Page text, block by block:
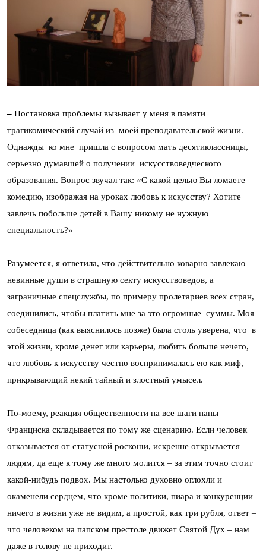
– Постановка проблемы вызывает у меня в памяти
трагикомический случай из моей преподавательской жизни.
Однажды ко мне пришла с вопросом мать десятиклассницы,
серьезно думавшей о получении искусствоведческого
образования. Вопрос звучал так: «С какой целью Вы ломаете
комедию, изображая на уроках любовь к искусству? Хотите
завлечь побольше детей в Вашу никому не нужную
специальность?»
Разумеется, я ответила, что действительно коварно завлекаю
невинные души в страшную секту искусствоведов, а
заграничные спецслужбы, по примеру пролетариев всех стран,
соединились, чтобы платить мне за это огромные суммы. Моя
собеседница (как выяснилось позже) была столь уверена, что в
этой жизни, кроме денег или карьеры, любить больше нечего,
что любовь к искусству честно воспринималась ею как миф,
прикрывающий некий тайный и злостный умысел.
По-моему, реакция общественности на все шаги папы
Франциска складывается по тому же сценарию. Если человек
отказывается от статусной роскоши, искренне открывается
людям, да еще к тому же много молится – за этим точно стоит
какой-нибудь подвох. Мы настолько духовно оглохли и
окаменели сердцем, что кроме политики, пиара и конкуренции
ничего в жизни уже не видим, а простой, как три рубля, ответ –
что человеком на папском престоле движет Святой Дух – нам
даже в голову не приходит.